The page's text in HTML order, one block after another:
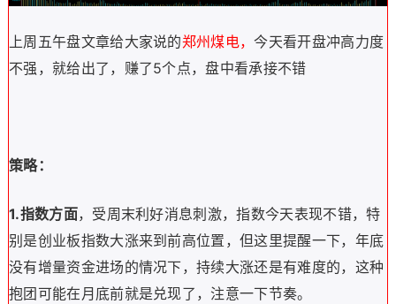
上周五午盘文章给大家说的郑州煤电，今天看开盘冲高力度
不强，就给出了，赚了5个点，盘中看承接不错
策略：
1.指数方面，受周末利好消息刺激，指数今天表现不错，特
别是创业板指数大涨来到前高位置，但这里提醒一下，年底
没有增量资金进场的情况下，持续大涨还是有难度的，这种
抱团可能在月底前就是兑现了，注意一下节奏。